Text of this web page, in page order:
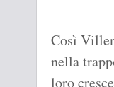
Così
nella
loro